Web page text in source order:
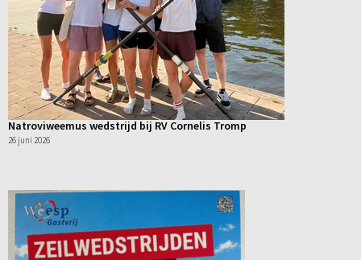
Natroviweemus wedstrijd bij RV Cornelis Tromp
26 juni 2026